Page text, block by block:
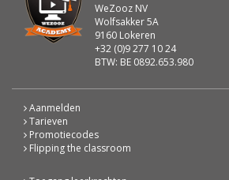
WeZooz NV
Wolfsakker 5A
9160 Lokeren
+32 (0)9 277 10 24
BTW: BE 0892.653.980
Aanmelden
Tarieven
Promotiecodes
Flipping the classroom